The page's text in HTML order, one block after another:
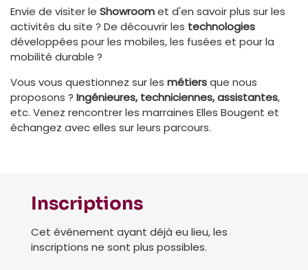
Envie de visiter le Showroomet d'en savoir plus sur les
activités du site ? De découvrir les technologies
développées pour les mobiles, les fusées et pour la
mobilité durable ?
Vous vous questionnez sur les métiersque nous
proposons ? Ingénieures, techniciennes, assistantes,
etc. Venez rencontrer les marraines Elles Bougent et
échangez avec elles sur leurs parcours.
Inscriptions
Cet événement ayant déjà eu lieu, les
inscriptions ne sont plus possibles.